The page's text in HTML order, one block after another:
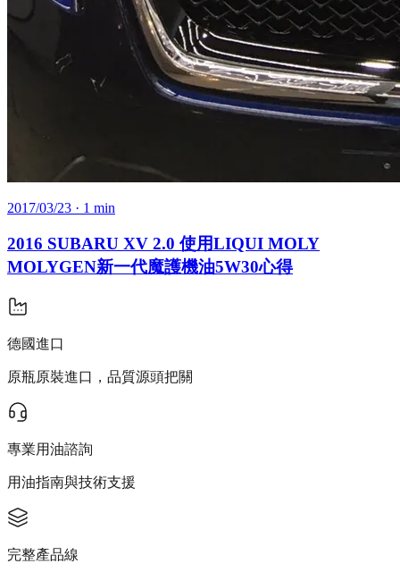
2017/03/23 · 1 min
2016 SUBARU XV 2.0 使用LIQUI MOLY
MOLYGEN新一代魔護機油5W30心得
德國進口
原瓶原裝進口，品質源頭把關
專業用油諮詢
用油指南與技術支援
完整產品線